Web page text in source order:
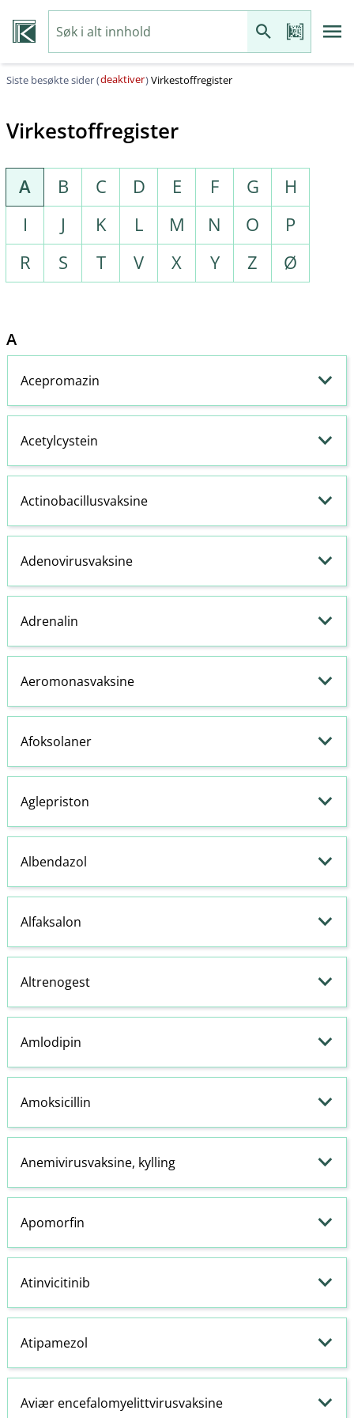
Siste besøkte sider (deaktiver)Virkestoffregister
Virkestoffregister
A B C D E F G
H
I
J K L M N O
P
R
S T V X Y Z Ø
A
Acepromazin
Acetylcystein
Actinobacillusvaksine
Adenovirusvaksine
Adrenalin
Aeromonasvaksine
Afoksolaner
Aglepriston
Albendazol
Alfaksalon
Altrenogest
Amlodipin
Amoksicillin
Anemivirusvaksine, kylling
Apomorfin
Atinvicitinib
Atipamezol
Aviær encefalomyelittvirusvaksine